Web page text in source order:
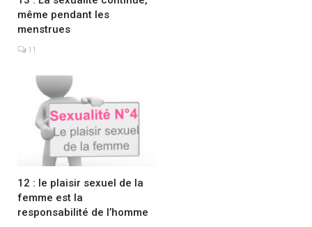
même pendant les
menstrues
11
12 : le plaisir sexuel de la
femme est la
responsabilité de l’homme